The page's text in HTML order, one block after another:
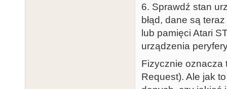
6. Sprawdź stan
błąd, dane są
lub pamięci Atari
urządzenia
Fizycznie oznacza
Request). Ale jak